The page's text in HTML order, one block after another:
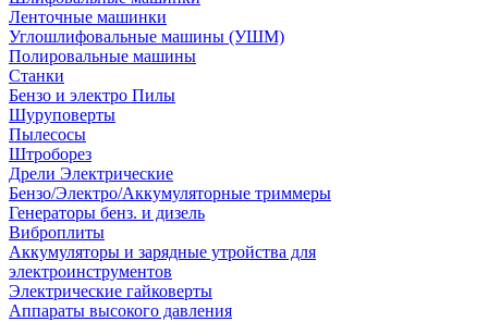
Ленточные машинки
Углошлифовальные машины (УШМ)
Полировальные машины
Станки
Бензо и электро Пилы
Шуруповерты
Пылесосы
Штроборез
Дрели Электрические
Бензо/Электро/Аккумуляторные триммеры
Генераторы бенз. и дизель
Виброплиты
Аккумуляторы и зарядные утройства для
электроинструментов
Электрические гайковерты
Аппараты высокого давления